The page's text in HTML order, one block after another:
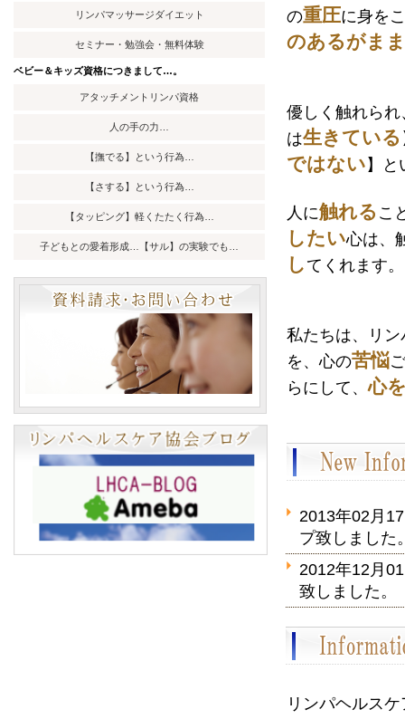
の重圧に身を
のあるがま
優しく触れら
は生きている
ではない 】と
人に触れる こ
したい心は、
し てくれます。
私たちは、リ
を、心の苦悩
らにして、心
2013年02
プ致しました
2012年12
致し
リンパヘルス
リンパマッサージダイエ ット
セミナー・勉強会・無料体験
ベビー＆キッズ資格につきまして…。
アタッチメントリンパ資格
人の手の力…
【撫でる】という行為…
【さする】という行為…
【タッピング】軽くたたく行為…
子どもとの愛着形成…【サル】の実験でも…